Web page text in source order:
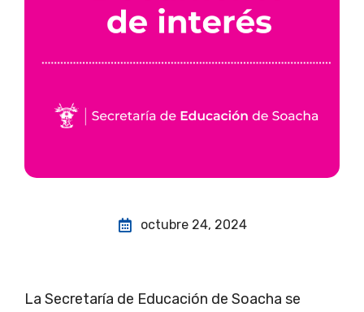
octubre 24, 2024
La Secretaría de Educación de Soacha se